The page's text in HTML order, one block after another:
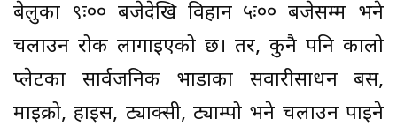
बेलुका ९ः०० बजेदेखि विहान ५ः०० बजेसम्म भने
चलाउन रोक लागाइएको छ। तर, कुनै पनि कालो
प्लेटका सार्वजनिक भाडाका सवारीसाधन बस,
माइक्रो, हाइस, ट्याक्सी, ट्याम्पो भने चलाउन पाइने